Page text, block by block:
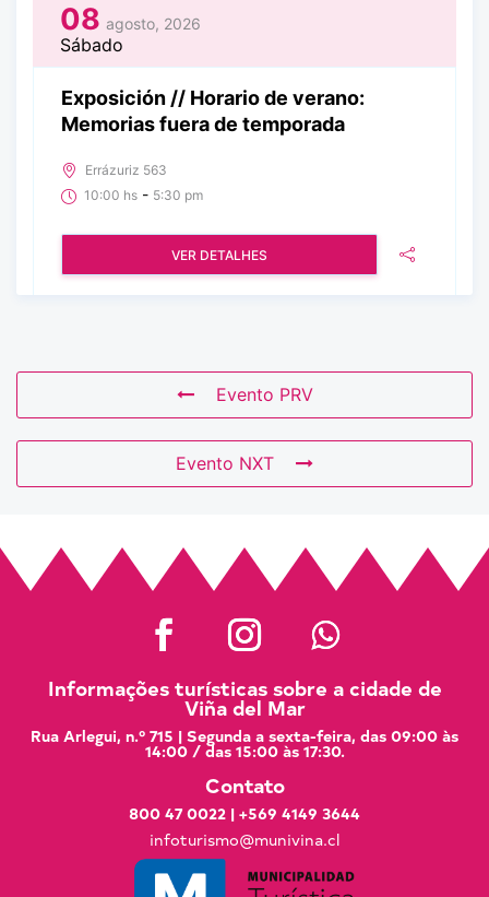
08 agosto, 2026
Sábado
Exposición // Horario de verano:
Memorias fuera de temporada
Errázuriz 563
10:00 hs - 5:30 pm
VER DETALHES
Evento PRV
Evento NXT
Informações turísticas sobre a cidade de
Viña del Mar
Rua Arlegui, n.º 715 | Segunda a sexta-feira, das 09:00 às
14:00 / das 15:00 às 17:30.
Contato
800 47 0022 | +569 4149 3644
infoturismo@munivina.cl